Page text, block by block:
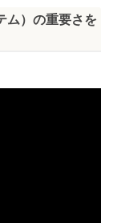
ム）の重要さを